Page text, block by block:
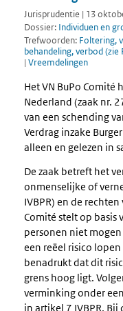
Jurisprudentie | 13
Dossier: Individuen en
Trefwoorden: Foltering,
behandeling, verbod
| Vreemdelingen
Het VN BuPo Comité
Nederland (zaak nr.
van een schending
Verdrag inzake
alleen en gelezen in
De zaak betreft het
onmenselijke of
IVBPR) en de
Comité stelt op basis
personen niet
een reëel risico
benadrukt dat dit
grens hoog ligt.
verminking onder
in artikel 7 IVBPR.